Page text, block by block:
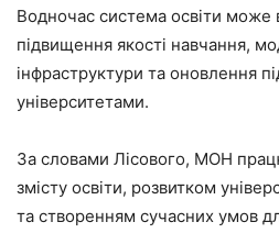
Водночас система освіти може
підвищення якості навчання,
інфраструктури та оновлення
університетами.
За словами Лісового, МОН
змісту освіти, розвитком
та створенням сучасних умов